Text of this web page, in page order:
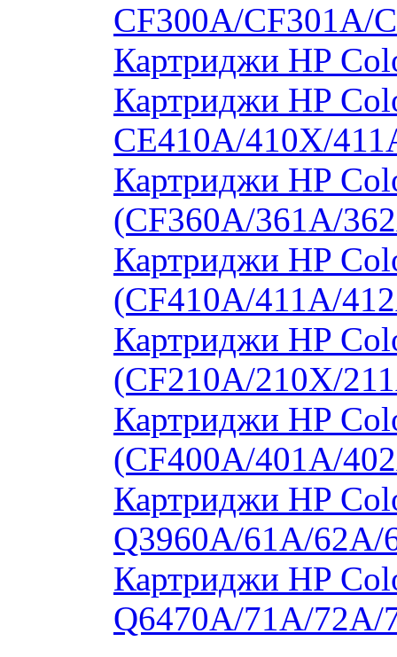
CF300A/CF301A/
Картриджи HP
Картриджи HP
CE410A/410X/
Картриджи HP
(CF360A/361A/
Картриджи HP
(CF410A/411A/
Картриджи HP
(CF210A/210X/
Картриджи HP
(CF400A/401A/
Картриджи HP
Q3960A/61A/
Картриджи HP
Q6470A/71A/